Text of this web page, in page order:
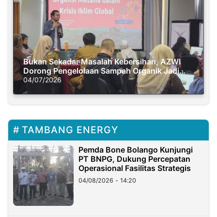
Bukan Sekadar Masalah Kebersihan, AZWI
Dorong Pengelolaan Sampah Organik Jadi
Solusi Krisis Iklim
04/07/2026
TAMBANG ENERGY
Pemda Bone Bolango Kunjungi
PT BNPG, Dukung Percepatan
Operasional Fasilitas Strategis
04/08/2026 - 14:20